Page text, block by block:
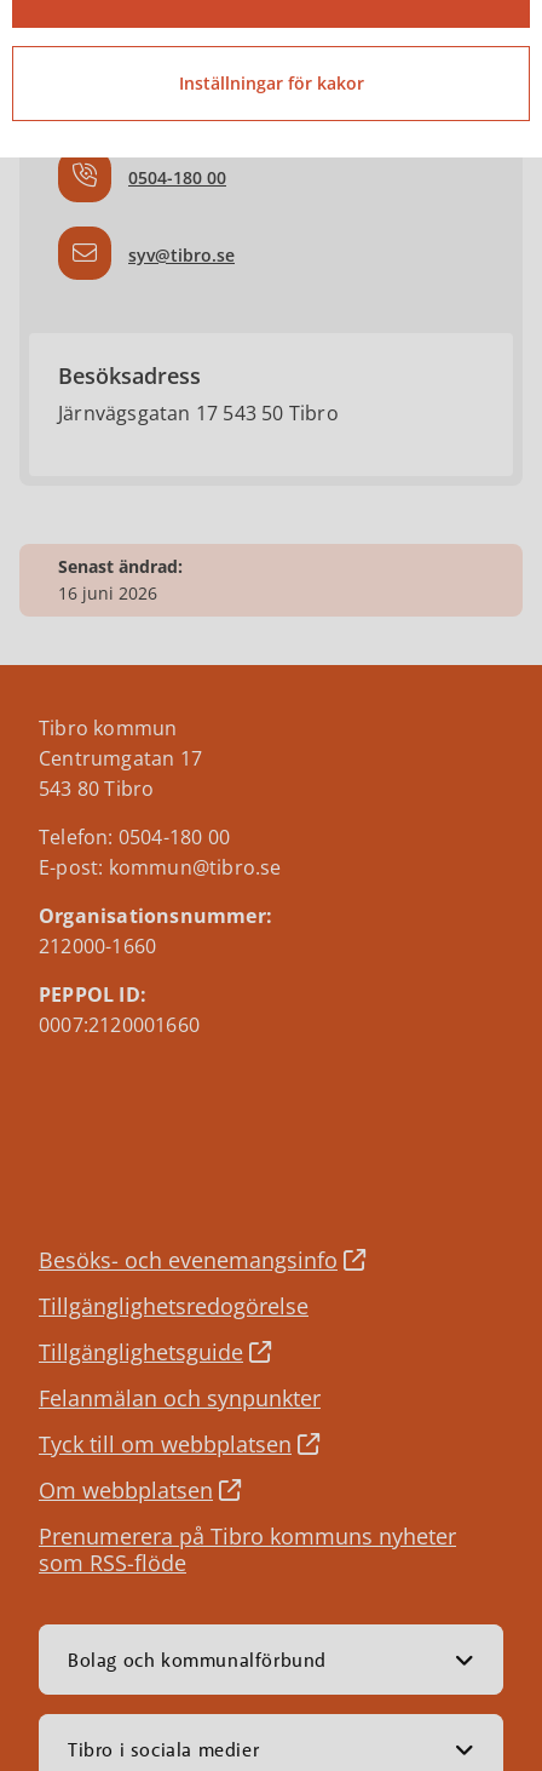
Studie- och yrkesvägledning
0504-180 00
syv@tibro.se
Besöksadress
Järnvägsgatan 17 543 50 Tibro
Senast ändrad:
16 juni 2026
Tibro kommun
Centrumgatan 17
543 80 Tibro
Telefon: 0504-180 00
E-post: kommun@tibro.se
Organisationsnummer:
212000-1660
PEPPOL ID:
0007:2120001660
Besöks- och evenemangsinfo
Tillgänglighetsredogörelse
Tillgänglighetsguide
Felanmälan och synpunkter
Tyck till om webbplatsen
Om webbplatsen
Prenumerera på Tibro kommuns nyheter
som RSS-flöde
Bolag och kommunalförbund
Tibro i sociala medier
Inställningar för kakor